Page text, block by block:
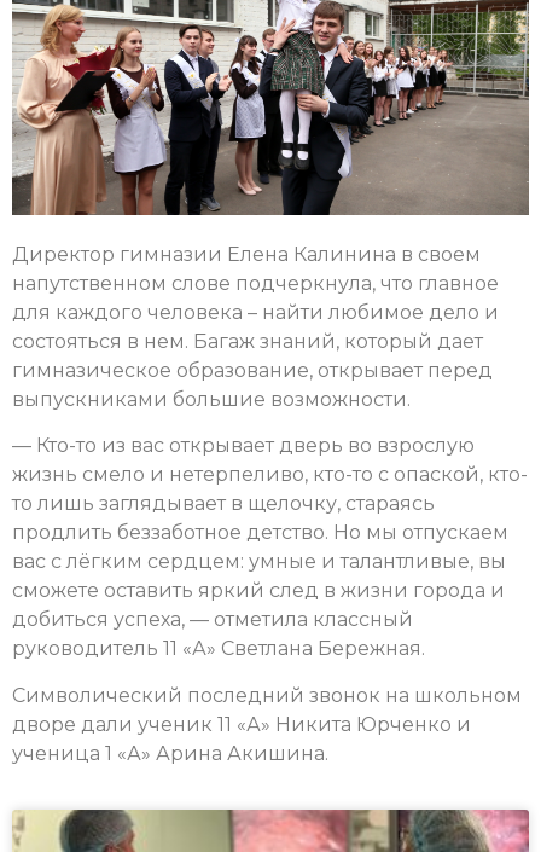
Директор гимназии Елена Калинина в своем
напутственном слове подчеркнула, что главное
для каждого человека – найти любимое дело и
состояться в нем. Багаж знаний, который дает
гимназическое образование, открывает перед
выпускниками большие возможности.
— Кто-то из вас открывает дверь во взрослую
жизнь смело и нетерпеливо, кто-то с опаской, кто-
то лишь заглядывает в щелочку, стараясь
продлить беззаботное детство. Но мы отпускаем
вас с лёгким сердцем: умные и талантливые, вы
сможете оставить яркий след в жизни города и
добиться успеха, — отметила классный
руководитель 11 «А» Светлана Бережная.
Символический последний звонок на школьном
дворе дали ученик 11 «А» Никита Юрченко и
ученица 1 «А» Арина Акишина.